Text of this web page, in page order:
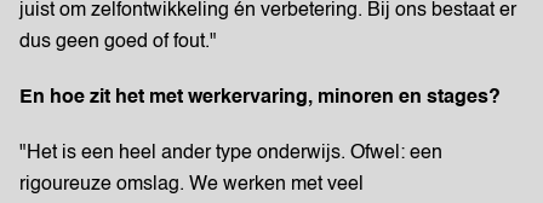
juist om zelfontwikkeling én verbetering. Bij ons bestaat er
dus geen goed of fout."
En hoe zit het met werkervaring, minoren en stages?
"Het is een heel ander type onderwijs. Ofwel: een
rigoureuze omslag. We werken met veel